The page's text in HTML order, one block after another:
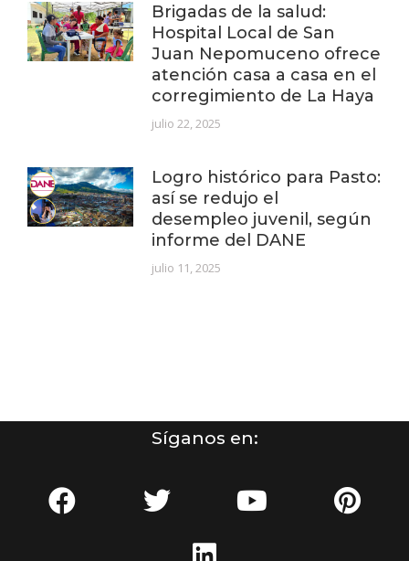
Brigadas de la salud:
Hospital Local de San
Juan Nepomuceno ofrece
atención casa a casa en el
corregimiento de La Haya
julio 22, 2025
Logro histórico para Pasto:
así se redujo el
desempleo juvenil, según
informe del DANE
julio 11, 2025
Síganos en: